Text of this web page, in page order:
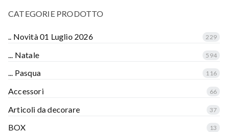
CATEGORIE PRODOTTO
.. Novità 01 Luglio 2026 229
... Natale 594
... Pasqua 116
Accessori 66
Articoli da decorare 37
BOX 13